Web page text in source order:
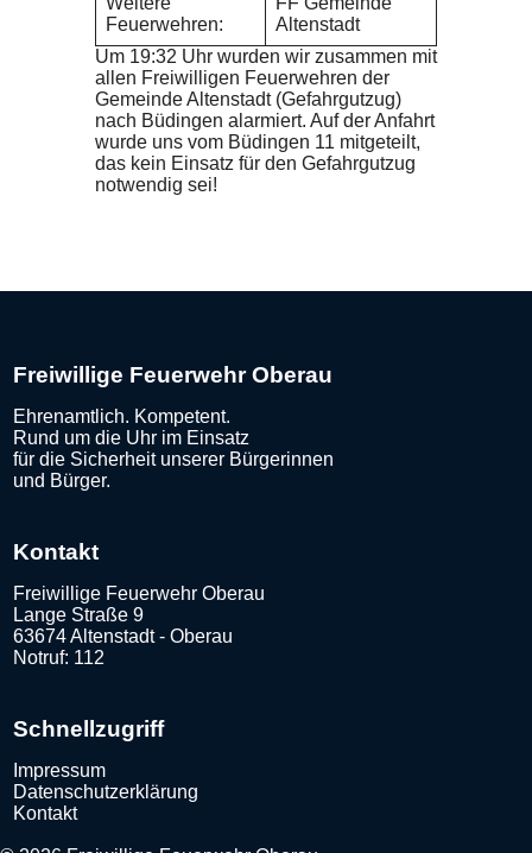
Feuerwehren:
Altenstadt
Um 19:32 Uhr wurden wir zusammen mit
allen Freiwilligen Feuerwehren der
Gemeinde Altenstadt (Gefahrgutzug)
nach Büdingen alarmiert. Auf der Anfahrt
wurde uns vom Büdingen 11 mitgeteilt,
das kein Einsatz für den Gefahrgutzug
notwendig sei!
Freiwillige Feuerwehr Oberau
Ehrenamtlich. Kompetent.
Rund um die Uhr im Einsatz
für die Sicherheit unserer Bürgerinnen
und Bürger.
Kontakt
Freiwillige Feuerwehr Oberau
Lange Straße 9
63674 Altenstadt - Oberau
Notruf: 112
Schnellzugriff
Impressum
Datenschutzerklärung
Kontakt